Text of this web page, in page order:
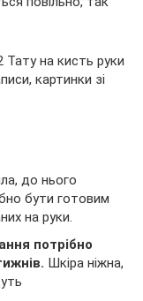
до нього
бути готовим
на руки.
потрібно
Шкіра ніжна,